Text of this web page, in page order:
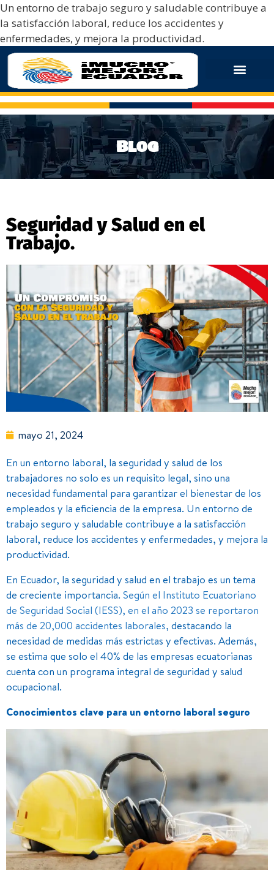
Un entorno de trabajo seguro y saludable contribuye a
la satisfacción laboral, reduce los accidentes y
enfermedades, y mejora la productividad.
Blog
Seguridad y Salud en el
Trabajo.
mayo 21, 2024
En un entorno laboral, la seguridad y salud de los
trabajadores no solo es un requisito legal, sino una
necesidad fundamental para garantizar el bienestar de los
empleados y la eficiencia de la empresa. Un entorno de
trabajo seguro y saludable contribuye a la satisfacción
laboral, reduce los accidentes y enfermedades, y mejora la
productividad.
En Ecuador, la seguridad y salud en el trabajo es un tema
de creciente importancia. Según el Instituto Ecuatoriano
de Seguridad Social (IESS), en el año 2023 se reportaron
más de 20,000 accidentes laborales, destacando la
necesidad de medidas más estrictas y efectivas. Además,
se estima que solo el 40% de las empresas ecuatorianas
cuenta con un programa integral de seguridad y salud
ocupacional.
Conocimientos clave para un entorno laboral seguro